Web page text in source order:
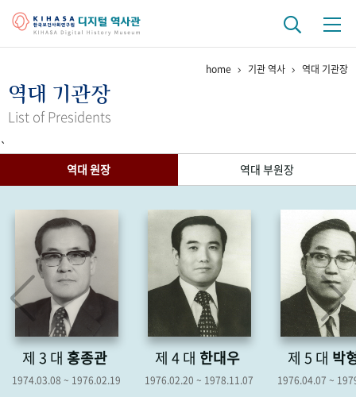
걸어온 길 기관 변천사
연구 역사
정책과 연구 키워드로 보는 연구 역사
연구자들
기록물 아카이브
사진 아카이브 문서 기록물 행정박물 영상 기록물
50+1주년 기념
성과 50선 숫자로 보는 50년 50 +1주년 광장
세계와 함께 한 KIHASA
home 기관 역사 역대 기관장
역대 기관장
List of Presidents
`
역대 원장
역대 부원장
제 4 대한대우
1976.02.20 ~ 1978.11.07
제 5 대박형종
1976.04.07 ~ 1979.04.06
제 6 대
1978.12.19